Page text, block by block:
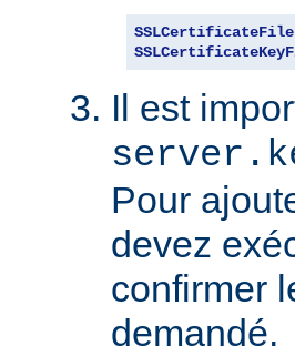
SSLCertificateFile
Il est
Pour
devez
confirmer
demandé.